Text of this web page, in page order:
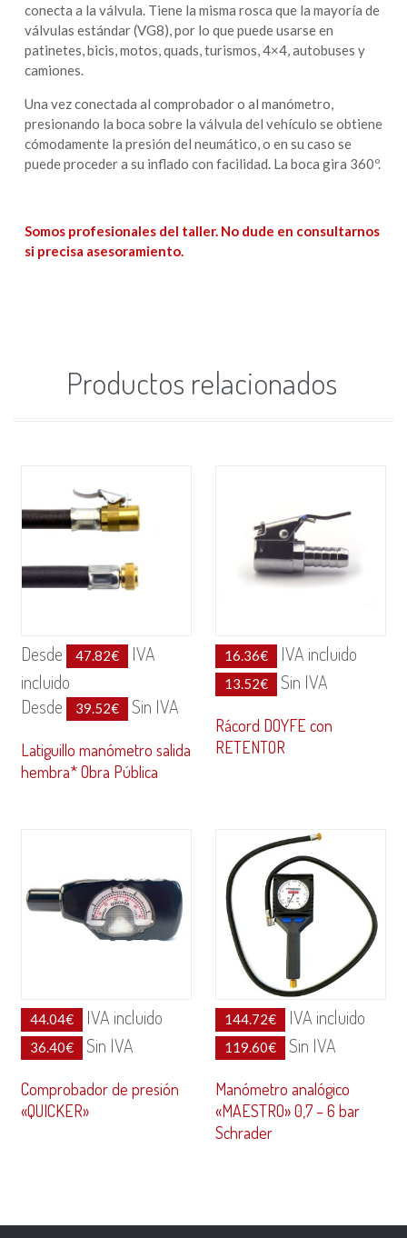
conecta a la válvula. Tiene la misma rosca que la mayoría de
válvulas estándar (VG8), por lo que puede usarse en
patinetes, bicis, motos, quads, turismos, 4×4, autobuses y
camiones.
Una vez conectada al comprobador o al manómetro,
presionando la boca sobre la válvula del vehículo se obtiene
cómodamente la presión del neumático, o en su caso se
puede proceder a su inflado con facilidad. La boca gira 360º.
Somos profesionales del taller. No dude en consultarnos
si precisa asesoramiento.
Productos relacionados
Desde 47.82€
IVA
incluido
Desde
39.52€ Sin IVA
Latiguillo manómetro salida
hembra* Obra Pública
16.36€ IVA incluido
13.52€ Sin IVA
Rácord DOYFE con
RETENTOR
44.04€ IVA incluido
36.40€ Sin IVA
Comprobador de presión
«QUICKER»
144.72€ IVA incluido
119.60€ Sin IVA
Manómetro analógico
«MAESTRO» 0,7 – 6 bar
Schrader